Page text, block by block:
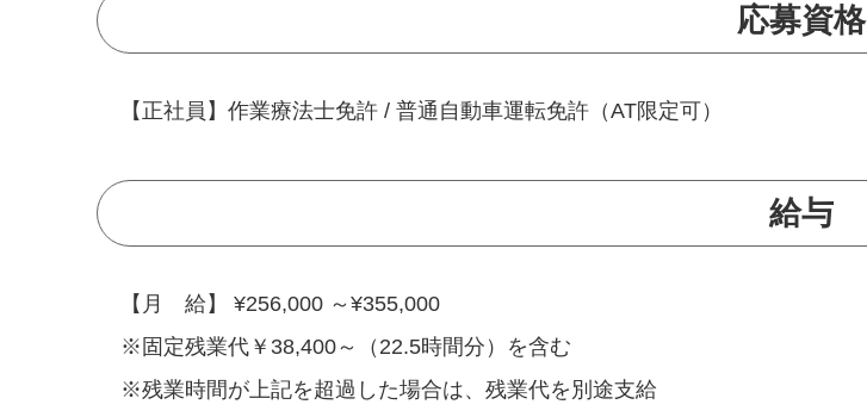
応募資格
【正社員】作業療法士免許 / 普通自動車運転免許（AT限定可）
給与
【月 給】 ¥256,000 ～¥355,000
※固定残業代￥38,400～（22.5時間分）を含む
※残業時間が上記を超過した場合は、残業代を別途支給